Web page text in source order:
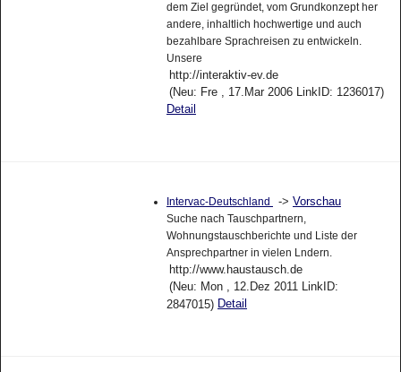
dem Ziel gegründet, vom Grundkonzept her
andere, inhaltlich hochwertige und auch
bezahlbare Sprachreisen zu entwickeln.
Unsere
http://interaktiv-ev.de
(Neu: Fre , 17.Mar 2006 LinkID: 1236017)
Detail
Intervac-Deutschland -> Vorschau
Suche nach Tauschpartnern,
Wohnungstauschberichte und Liste der
Ansprechpartner in vielen Lndern.
http://www.haustausch.de
(Neu: Mon , 12.Dez 2011 LinkID:
2847015) Detail